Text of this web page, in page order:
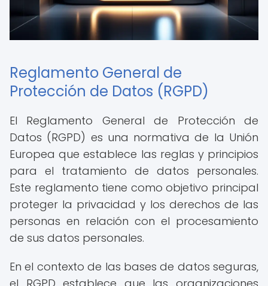
Reglamento General de
Protección de Datos (RGPD)
El Reglamento General de Protección de
Datos (RGPD) es una normativa de la Unión
Europea que establece las reglas y principios
para el tratamiento de datos personales.
Este reglamento tiene como objetivo principal
proteger la privacidad y los derechos de las
personas en relación con el procesamiento
de sus datos personales.
En el contexto de las bases de datos seguras,